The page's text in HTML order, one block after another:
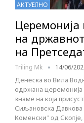
АКТУЕЛНО
на
на
Triling Mk 14/06/
Денеска во Вила
одржана
знаме на која
Сиљановска
Коменски" од